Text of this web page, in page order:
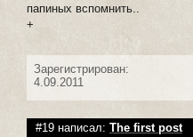
папиных вспомнить..
+
Зарегистрирован:
4.09.2011
#19 написал: The first post